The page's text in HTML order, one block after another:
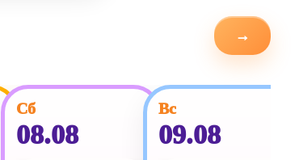
→
Сб
08.08
Вс
09.08